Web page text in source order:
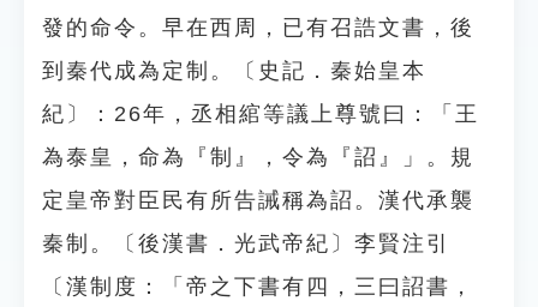
發的命令。早在西周，已有召誥文書，後
到秦代成為定制。〔史記．秦始皇本
紀〕：26年，丞相綰等議上尊號曰：「王
為泰皇，命為『制』，令為『詔』」。規
定皇帝對臣民有所告誡稱為詔。漢代承襲
秦制。〔後漢書．光武帝紀〕李賢注引
〔漢制度：「帝之下書有四，三曰詔書，